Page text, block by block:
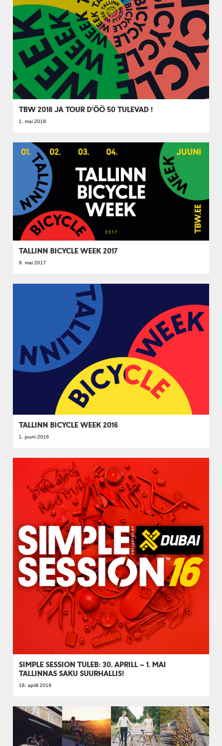
TBW 2018 JA TOUR D'ÖÖ 50 TULEVAD !
1. mai 2018
TALLINN BICYCLE WEEK 2017
9. mai 2017
TALLINN BICYCLE WEEK 2016
1. juuni 2016
SIMPLE SESSION TULEB: 30. APRILL – 1. MAI
TALLINNAS SAKU SUURHALLIS!
18. aprill 2016